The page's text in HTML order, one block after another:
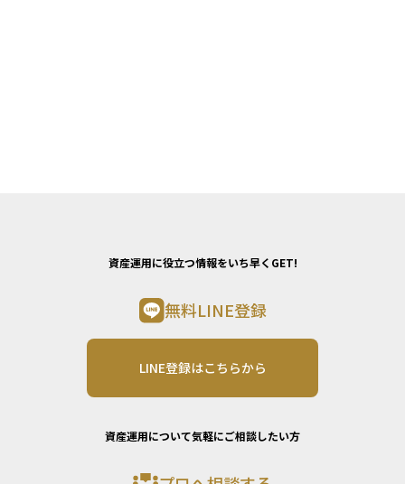
資産運用に役立つ情報をいち早くGET!
無料LINE登録
LINE登録はこちらから
資産運用について気軽にご相談したい方